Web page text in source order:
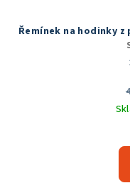
Řemínek na hodinky z